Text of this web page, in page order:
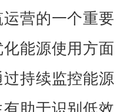
营的一个重要
能源使用方面
持续监控能源